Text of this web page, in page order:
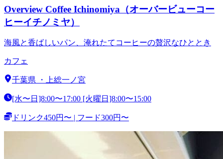
Overview Coffee Ichinomiya（オーバービューコー
ヒーイチノミヤ）
海風と香ばしいパン、淹れたてコーヒーの贅沢なひととき
カフェ
千葉県 ・ 上総一ノ宮
[水〜日]8:00〜17:00 [火曜日]8:00〜15:00
ドリンク450円〜 | フード300円〜